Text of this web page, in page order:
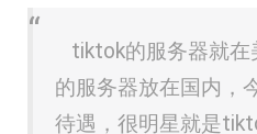
tiktok的服务器就在
的服务器放在国内，
待遇，很明星就是